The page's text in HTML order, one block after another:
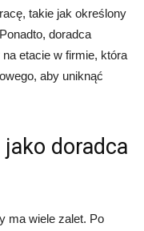
takie jak określony
doradca
etacie w firmie, która
aby uniknąć
doradca
ma wiele zalet. Po